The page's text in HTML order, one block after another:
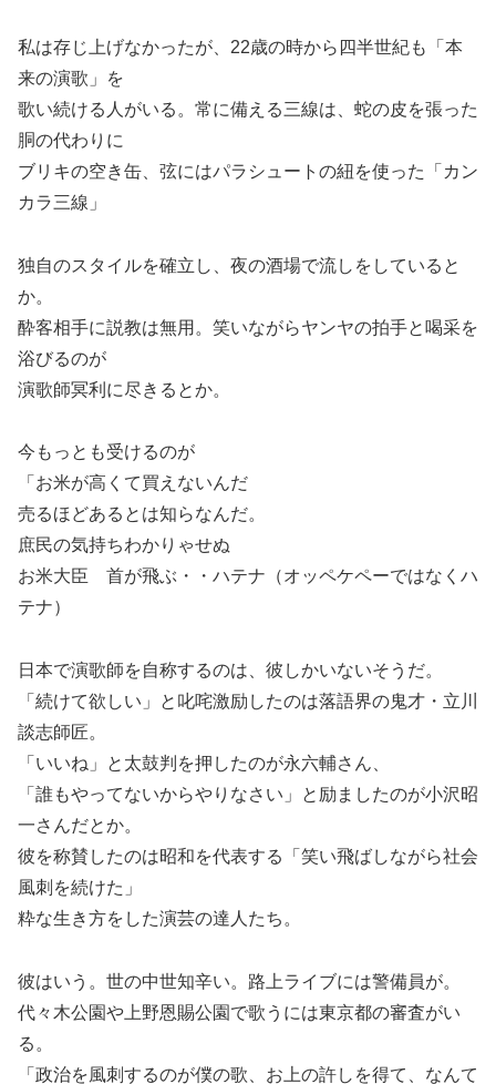
私は存じ上げなかったが、22歳の時から四半世紀も「本
来の演歌」を
歌い続ける人がいる。常に備える三線は、蛇の皮を張った
胴の代わりに
ブリキの空き缶、弦にはパラシュートの紐を使った「カン
カラ三線」
独自のスタイルを確立し、夜の酒場で流しをしていると
か。
酔客相手に説教は無用。笑いながらヤンヤの拍手と喝采を
浴びるのが
演歌師冥利に尽きるとか。
今もっとも受けるのが
「お米が高くて買えないんだ
売るほどあるとは知らなんだ。
庶民の気持ちわかりゃせぬ
お米大臣 首が飛ぶ・・ハテナ（オッペケペーではなくハ
テナ）
日本で演歌師を自称するのは、彼しかいないそうだ。
「続けて欲しい」と叱咤激励したのは落語界の鬼才・立川
談志師匠。
「いいね」と太鼓判を押したのが永六輔さん、
「誰もやってないからやりなさい」と励ましたのが小沢昭
一さんだとか。
彼を称賛したのは昭和を代表する「笑い飛ばしながら社会
風刺を続けた」
粋な生き方をした演芸の達人たち。
彼はいう。世の中世知辛い。路上ライブには警備員が。
代々木公園や上野恩賜公園で歌うには東京都の審査がい
る。
「政治を風刺するのが僕の歌、お上の許しを得て、なんて